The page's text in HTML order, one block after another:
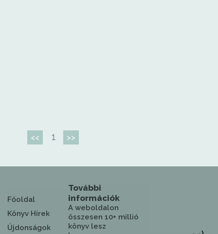
<< 1 >>
Főoldal
Könyv Hírek
Újdonságok
További
információk
A weboldalon
összesen 10+ millió
könyv lesz